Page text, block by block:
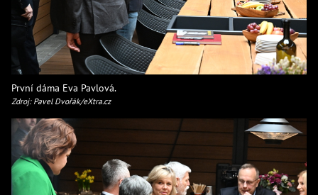
První dáma Eva Pavlová.
Zdroj: Pavel Dvořák/eXtra.cz